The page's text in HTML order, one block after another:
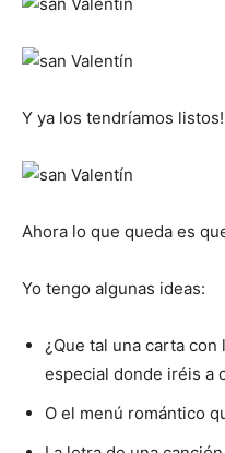
Y ya los tendríamos
Ahora lo que queda es
Yo tengo algunas ideas:
¿Que tal una carta
especial donde iréis a
O el menú romántico